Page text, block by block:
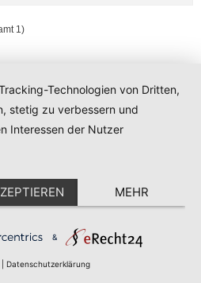
1)
Ltd. Powered byWordPress
Technologien von Dritten,
stetig zu verbessern und
Interessen der Nutzer
MEHR
&
Datenschutzerklärung
Wenn Sie die Website weiter
Verwendung von Cookies zu.
Erfahren Sie mehr!